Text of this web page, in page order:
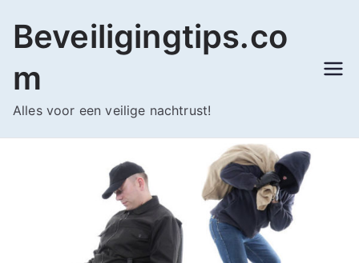
naar
inhoud
Beveiligingtips.co
m
Alles voor een veilige nachtrust!